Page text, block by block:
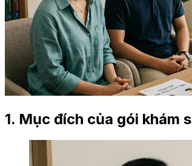
1. Mục đích của gói khám